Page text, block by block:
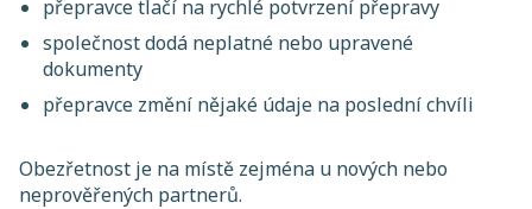
přepravce tlačí na rychlé potvrzení přepravy
společnost dodá neplatné nebo upravené
dokumenty
přepravce změní nějaké údaje na poslední chvíli
Obezřetnost je na místě zejména u nových nebo
neprověřených partnerů.